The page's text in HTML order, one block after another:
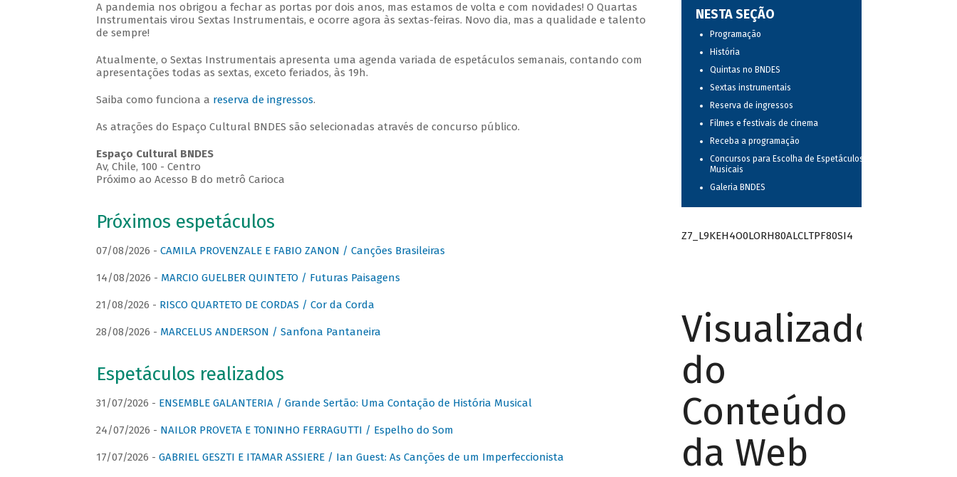
A pandemia nos obrigou a fechar as portas por dois anos, mas estamos de volta e com novidades! O Quartas
Instrumentais virou Sextas Instrumentais, e ocorre agora às sextas-feiras. Novo dia, mas a qualidade e talento
de sempre!
Atualmente, o Sextas Instrumentais apresenta uma agenda variada de espetáculos semanais, contando com
apresentações todas as sextas, exceto feriados, às 19h.
Saiba como funciona a reserva de ingressos.
As atrações do Espaço Cultural BNDES são selecionadas através de concurso público.
Espaço Cultural BNDES
Av, Chile, 100 - Centro
Próximo ao Acesso B do metrô Carioca
Próximos espetáculos
07/08/2026 - CAMILA PROVENZALE E FABIO ZANON / Canções Brasileiras
14/08/2026 - MARCIO GUELBER QUINTETO / Futuras Paisagens
21/08/2026 - RISCO QUARTETO DE CORDAS / Cor da Corda
28/08/2026 - MARCELUS ANDERSON / Sanfona Pantaneira
Espetáculos realizados
31/07/2026 - ENSEMBLE GALANTERIA / Grande Sertão: Uma Contação de História Musical
24/07/2026 - NAILOR PROVETA E TONINHO FERRAGUTTI / Espelho do Som
17/07/2026 - GABRIEL GESZTI E ITAMAR ASSIERE / Ian Guest: As Canções de um Imperfeccionista
NESTA SEÇÃO
Programação
História
Quintas no BNDES
Sextas instrumentais
Reserva de ingressos
Filmes e festivais de cinema
Receba a programação
Concursos para Escolha de Espetáculos
Musicais
Galeria BNDES
Z7_L9KEH4O0LORH80ALCLTPF80SI4
Visualizador
do
Conteúdo
da Web